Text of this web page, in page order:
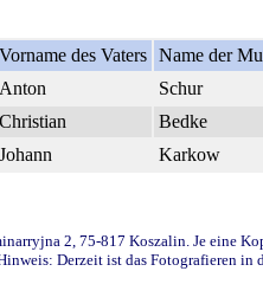
Vorname des Vaters Name der
Anton Schur
Christian Bedke
Johann Karkow
2, 75-817 Koszalin. Je eine
Derzeit ist das Fotografieren in